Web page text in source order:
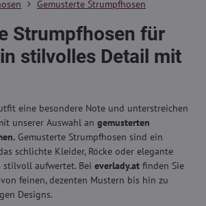
Gemusterte Strumpfhosen
Strumpfhosen für
stilvolles Detail mit
eine besondere Note und unterstreichen
unserer Auswahl an gemusterten
Gemusterte Strumpfhosen sind ein
schlichte Kleider, Röcke oder elegante
aufwertet. Bei everlady.at finden Sie
feinen, dezenten Mustern bis hin zu
Designs.